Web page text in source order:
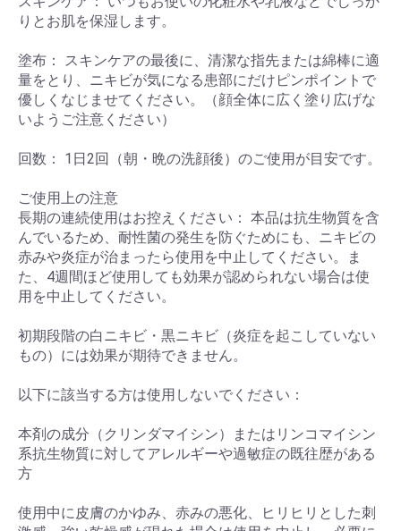
りとお肌を保湿します。
塗布： スキンケアの最後に、清潔な指先または綿棒に適
量をとり、ニキビが気になる患部にだけピンポイントで
優しくなじませてください。（顔全体に広く塗り広げな
いようご注意ください）
回数： 1日2回（朝・晩の洗顔後）のご使用が目安です。
ご使用上の注意
長期の連続使用はお控えください： 本品は抗生物質を含
んでいるため、耐性菌の発生を防ぐためにも、ニキビの
赤みや炎症が治まったら使用を中止してください。ま
た、4週間ほど使用しても効果が認められない場合は使
用を中止してください。
初期段階の白ニキビ・黒ニキビ（炎症を起こしていない
もの）には効果が期待できません。
以下に該当する方は使用しないでください：
本剤の成分（クリンダマイシン）またはリンコマイシン
系抗生物質に対してアレルギーや過敏症の既往歴がある
方
使用中に皮膚のかゆみ、赤みの悪化、ヒリヒリとした刺